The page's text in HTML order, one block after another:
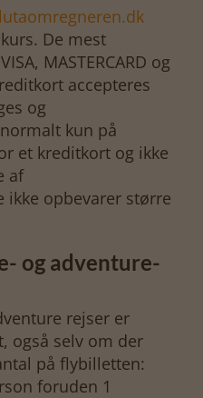
De mest
MASTERCARD og
accepteres
og
kun på
et kreditkort og ikke
af
ikke opbevarer større
og adventure-
rejser er
også selv om der
på flybilletten:
foruden 1